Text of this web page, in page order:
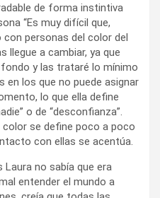
de forma instintiva
“Es muy difícil que,
personas del color del
llegue a cambiar, ya que
y las trataré lo mínimo
en los que no puede asignar
lo que ella define
o de “desconfianza”.
se define poco a poco
con ellas se acentúa.
no sabía que era
entender el mundo a